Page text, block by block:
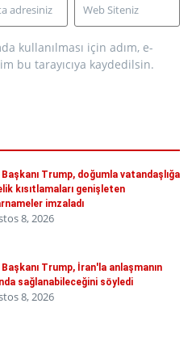
kullanılması için adım, e-
bu tarayıcıya kaydedilsin.
Başkanı Trump, doğumla vatandaşlığa
kısıtlamaları genişleten
imzaladı
8, 2026
Başkanı Trump, İran'la anlaşmanın
sağlanabileceğini söyledi
8, 2026